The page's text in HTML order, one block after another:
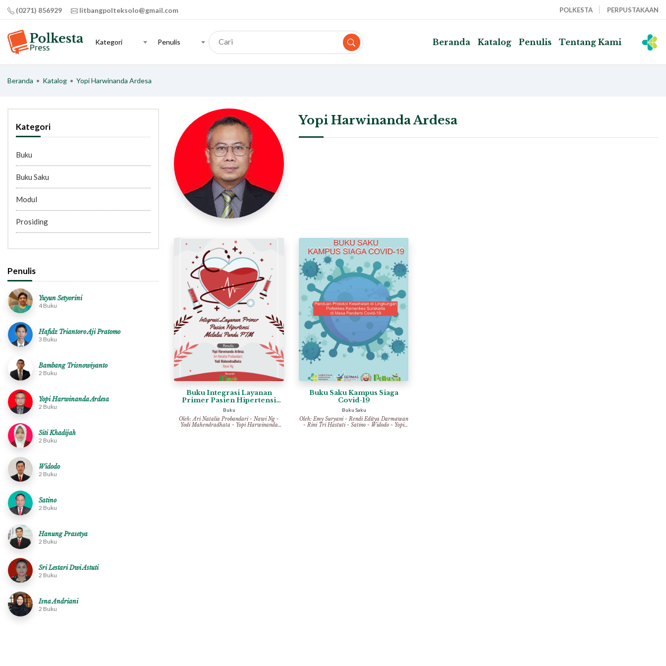
(0271) 856929 litbangpolteksolo@gmail.com POLKESTA PERPUSTAKAAN
Kategori Penulis Beranda Katalog Penulis Tentang Kami
Beranda • Katalog • Yopi Harwinanda Ardesa
Kategori
Buku
Buku Saku
Modul
Prosiding
Penulis
Yuyun Setyorini
4 Buku
Hafidz Triantoro Aji Pratomo
3 Buku
Bambang Trisnowiyanto
2 Buku
Yopi Harwinanda Ardesa
2 Buku
Siti Khadijah
2 Buku
Widodo
2 Buku
Satino
2 Buku
Hanung Prasetya
2 Buku
Sri Lestari Dwi Astuti
2 Buku
Isna Andriani
2 Buku
Yopi Harwinanda Ardesa
Buku Integrasi Layanan
Primer Pasien Hipertensi
Melalui Pandu PTM
Buku
Oleh:Ari Natalia Probandari - Nawi Ng -
Yodi Mahendradhata - Yopi Harwinanda
Buku Saku Kampus Siaga
Covid-19
Buku Saku
Oleh: Emy Suryani - Rendi Editya Darmawan
- Rini Tri Hastuti - Satino - Widodo - Yopi